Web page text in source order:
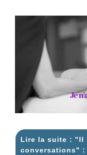
Lire la suite : "Il
conversations" :